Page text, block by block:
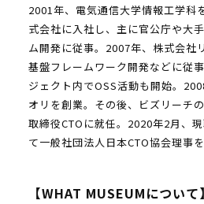
2001年、電気通信大学情報工学科
式会社に入社し、主に官公庁や大
ム開発に従事。2007年、株式会社
基盤フレームワーク開発などに従
ジェクト内でOSS活動も開始。
オリを創業。その後、ビズリーチ
取締役CTOに就任。2020年2月、
て一般社団法人日本CTO協会理事を
【WHAT MUSEUMについて】